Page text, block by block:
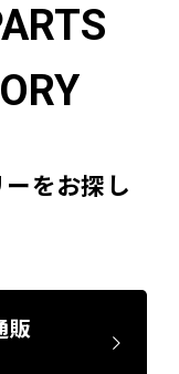
をお探し
販